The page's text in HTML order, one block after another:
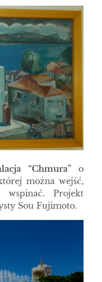
“Chmura” o
można wejść,
Projekt
Sou Fujimoto.